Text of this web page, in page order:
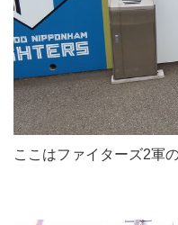
ここはファイターズ2軍